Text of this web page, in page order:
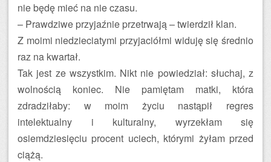
nie będę mieć na nie czasu.
– Prawdziwe przyjaźnie przetrwają – twierdził klan.
Z moimi niedzieciatymi przyjaciółmi widuję się średnio
raz na kwartał.
Tak jest ze wszystkim. Nikt nie powiedział: słuchaj, z
wolnością koniec. Nie pamiętam matki, która
zdradziłaby: w moim życiu nastąpił regres
intelektualny i kulturalny, wyrzekłam się
osiemdziesięciu procent uciech, którymi żyłam przed
ciążą.